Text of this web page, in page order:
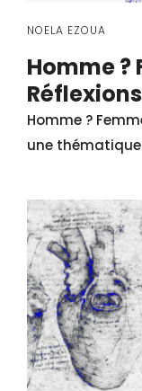
NOELA EZOUA
Homme ?
Homme ?
une thématique